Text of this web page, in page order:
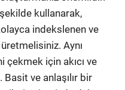
kullanarak,
indekslenen ve
Aynı
çekmek için akıcı ve
Basit ve anlaşılır bir